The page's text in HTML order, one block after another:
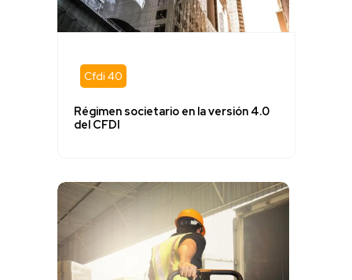
Cfdi 40
Régimen societario en la versión 4.0
del CFDI